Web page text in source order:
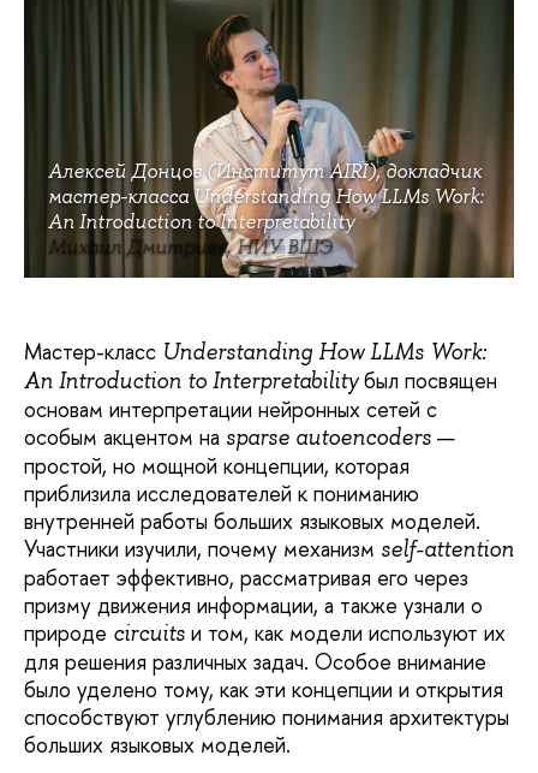
Алексей Донцов (Институт AIRI), докладчик
мастер-класса Understanding How LLMs Work:
An Introduction to Interpretability
Михаил Дмитриев, НИУ ВШЭ
Мастер-класс Understanding How LLMs Work:
An Introduction to Interpretabilityбыл посвящен
основам интерпретации нейронных сетей с
особым акцентом на sparse autoencoders —
простой, но мощной концепции, которая
приблизила исследователей к пониманию
внутренней работы больших языковых моделей.
Участники изучили, почему механизм self-attention
работает эффективно, рассматривая его через
призму движения информации, а также узнали о
природе circuits и том, как модели используют их
для решения различных задач. Особое внимание
было уделено тому, как эти концепции и открытия
способствуют углублению понимания архитектуры
больших языковых моделей.